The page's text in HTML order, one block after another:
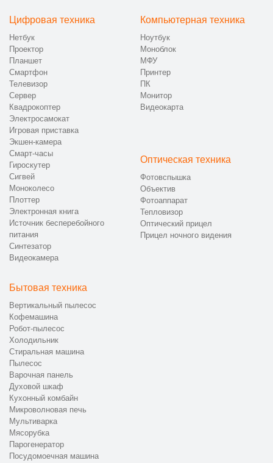
Цифровая техника
Нетбук
Проектор
Планшет
Смартфон
Телевизор
Сервер
Квадрокоптер
Электросамокат
Игровая приставка
Экшен-камера
Смарт-часы
Гироскутер
Сигвей
Моноколесо
Плоттер
Электронная книга
Источник бесперебойного
питания
Синтезатор
Видеокамера
Компьютерная техника
Ноутбук
Моноблок
МФУ
Принтер
ПК
Монитор
Видеокарта
Оптическая техника
Фотовспышка
Объектив
Фотоаппарат
Тепловизор
Оптический прицел
Прицел ночного видения
Бытовая техника
Вертикальный пылесос
Кофемашина
Робот-пылесос
Холодильник
Стиральная машина
Пылесос
Варочная панель
Духовой шкаф
Кухонный комбайн
Микроволновая печь
Мультиварка
Мясорубка
Парогенератор
Посудомоечная машина